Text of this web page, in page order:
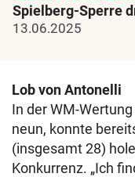
Spielberg-Sperre
13.06.2025
Lob von Antonelli
In der WM-
neun, konnte
(insgesamt 28)
Konkurrenz. „Ich